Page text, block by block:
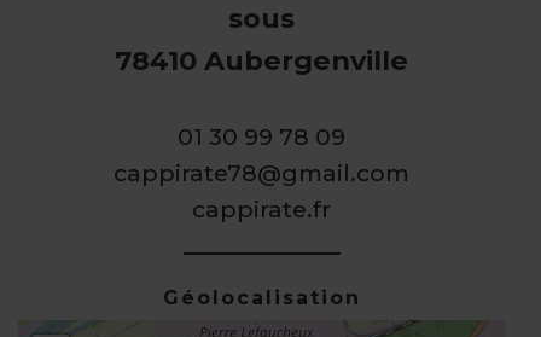
sous
78410 Aubergenville
01 30 99 78 09
cappirate78@gmail.com
cappirate.fr
Géolocalisation